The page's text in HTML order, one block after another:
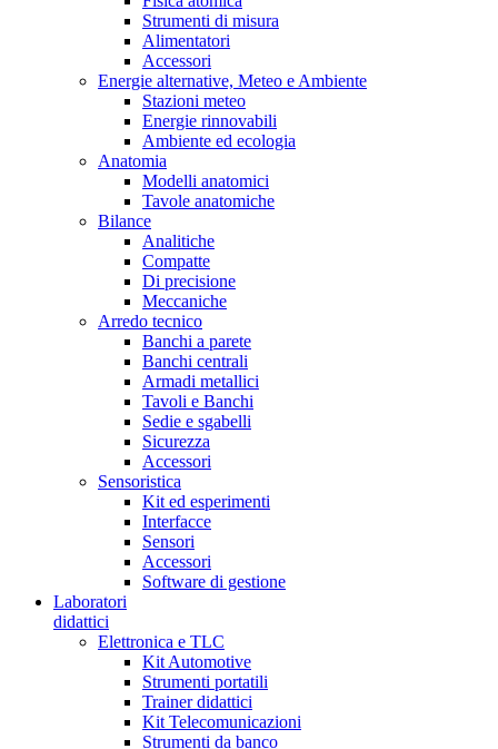
Strumenti di misura
Alimentatori
Accessori
Energie alternative, Meteo e Ambiente
Stazioni meteo
Energie rinnovabili
Ambiente ed ecologia
Anatomia
Modelli anatomici
Tavole anatomiche
Bilance
Analitiche
Compatte
Di precisione
Meccaniche
Arredo tecnico
Banchi a parete
Banchi centrali
Armadi metallici
Tavoli e Banchi
Sedie e sgabelli
Sicurezza
Accessori
Sensoristica
Kit ed esperimenti
Interfacce
Sensori
Accessori
Software di gestione
Laboratori
didattici
Elettronica e TLC
Kit Automotive
Strumenti portatili
Trainer didattici
Kit Telecomunicazioni
Strumenti da banco